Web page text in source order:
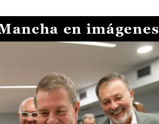
en imágenes